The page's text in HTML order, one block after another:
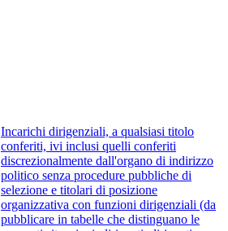
Incarichi dirigenziali, a qualsiasi titolo
conferiti, ivi inclusi quelli conferiti
discrezionalmente dall'organo di indirizzo
politico senza procedure pubbliche di
selezione e titolari di posizione
organizzativa con funzioni dirigenziali (da
pubblicare in tabelle che distinguano le